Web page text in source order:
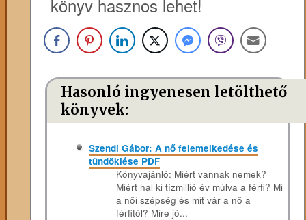
könyv hasznos lehet!
Hasonló ingyenesen letölthető
könyvek:
Szendi Gábor: A nő felemelkedése és
tündöklése PDF
Könyvajánló: Miért vannak nemek?
Miért hal ki tízmillió év múlva a férfi? Mi
a női szépség és mit vár a nő a
férfitől? Mire jó...